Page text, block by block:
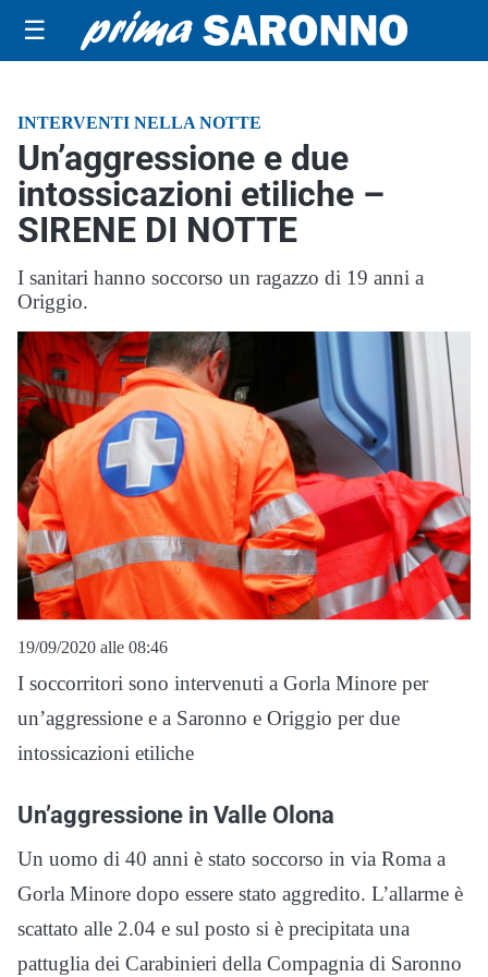
☰
INTERVENTI NELLA NOTTE
Un’aggressione e due
intossicazioni etiliche –
SIRENE DI NOTTE
I sanitari hanno soccorso un ragazzo di 19 anni a
Origgio.
19/09/2020 alle 08:46
I soccorritori sono intervenuti a Gorla Minore per
un’aggressione e a Saronno e Origgio per due
intossicazioni etiliche
Un’aggressione in Valle Olona
Un uomo di 40 anni è stato soccorso in via Roma a
Gorla Minore dopo essere stato aggredito. L’allarme è
scattato alle 2.04 e sul posto si è precipitata una
pattuglia dei Carabinieri della Compagnia di Saronno